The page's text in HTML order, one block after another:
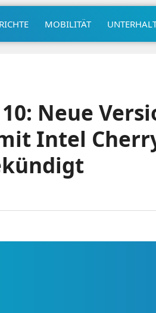
MOBILITÄT
Neue
Intel